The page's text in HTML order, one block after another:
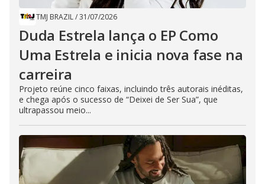
TMJ BRAZIL/31/07/2026
Duda Estrela lança o EP Como
Uma Estrela e inicia nova fase na
carreira
Projeto reúne cinco faixas, incluindo três autorais inéditas,
e chega após o sucesso de “Deixei de Ser Sua”, que
ultrapassou meio...